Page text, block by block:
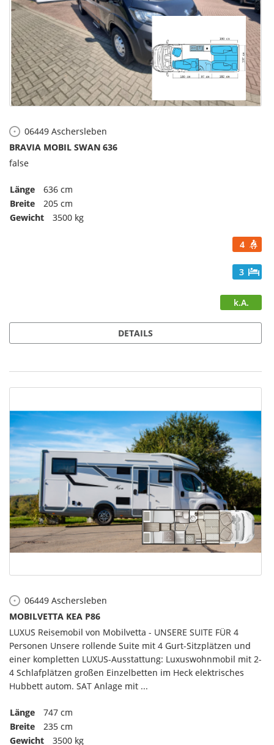
06449 Aschersleben
BRAVIA MOBIL SWAN 636
false
Länge
636 cm
Breite
205 cm
Gewicht
3500 kg
4
3
k.A.
DETAILS
06449 Aschersleben
MOBILVETTA KEA P86
LUXUS Reisemobil von Mobilvetta - UNSERE SUITE FÜR 4
Personen Unsere rollende Suite mit 4 Gurt-Sitzplätzen und
einer kompletten LUXUS-Ausstattung: Luxuswohnmobil mit 2-
4 Schlafplätzen großen Einzelbetten im Heck elektrisches
Hubbett autom. SAT Anlage mit ...
Länge
747 cm
Breite
235 cm
Gewicht
3500 kg